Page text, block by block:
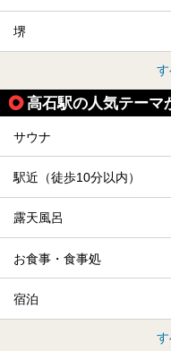
堺
高石駅の人気テーマ
サウナ
駅近（徒歩10分以内）
露天風呂
お食事・食事処
宿泊